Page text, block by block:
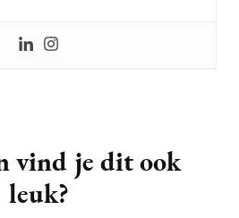
vind je dit ook
leuk?